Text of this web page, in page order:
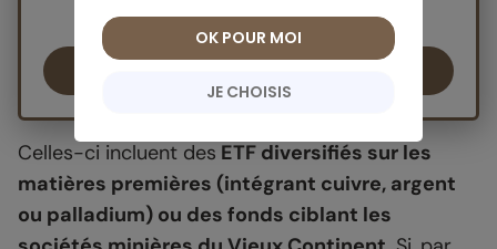
Investir en bourse
Celles-ci incluent des ETF diversifiés sur les
matières premières (intégrant cuivre, argent
ou palladium) ou des fonds ciblant les
JE CHOISIS
OK POUR MOI